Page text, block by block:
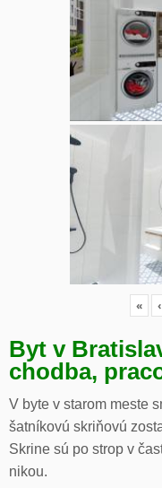
« ‹
Byt v
chodba,
V byte v starom meste
šatníkovú skriňovú
Skrine sú po strop v
nikou.